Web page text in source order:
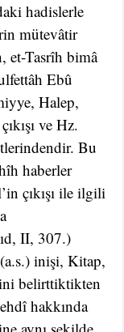
hadislerle
mütevâtir
et-Tasrîh bimâ
Ebû
Halep,
ve Hz.
Bu
haberler
çıkışı ile ilgili
II, 307.)
inişi, Kitap,
belirttiktikten
hakkında